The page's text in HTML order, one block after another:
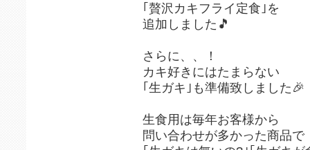
｢贅沢カキフライ定食｣を
追加しました🎵
さらに、、！
カキ好きにはたまらない
｢生ガキ｣も準備致しました🎉
生食用は毎年お客様から
問い合わせが多かった商品で